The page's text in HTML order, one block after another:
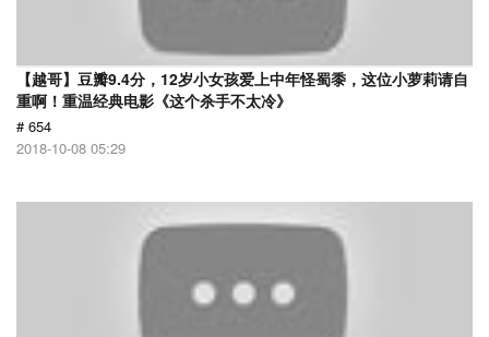
【越哥】豆瓣9.4分，12岁小女孩爱上中年怪蜀黍，这位小萝莉请自
重啊！重温经典电影《这个杀手不太冷》
# 654
2018-10-08 05:29